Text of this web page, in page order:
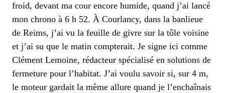
froid, devant ma cour encore humide, quand j’ai lancé
mon chrono à 6 h 52. À Courlancy, dans la banlieue
de Reims, j’ai vu la feuille de givre sur la tôle voisine
et j’ai su que le matin compterait. Je signe ici comme
Clément Lemoine, rédacteur spécialisé en solutions de
fermeture pour l’habitat. J’ai voulu savoir si, sur 4 m,
le moteur gardait la même allure quand je l’enchaînais